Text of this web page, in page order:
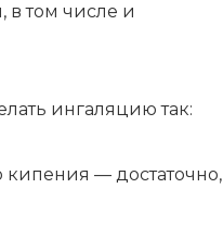
том числе и
ингаляцию так:
кипения — достаточно,